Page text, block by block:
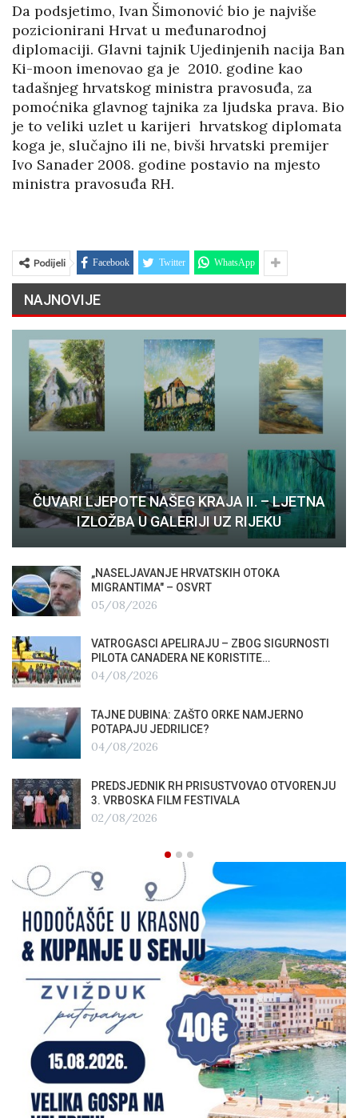
Da podsjetimo, Ivan Šimonović bio je najviše
pozicionirani Hrvat u međunarodnoj
diplomaciji. Glavni tajnik Ujedinjenih nacija Ban
Ki-moon imenovao ga je 2010. godine kao
tadašnjeg hrvatskog ministra pravosuđa, za
pomoćnika glavnog tajnika za ljudska prava. Bio
je to veliki uzlet u karijeri hrvatskog diplomata
koga je, slučajno ili ne, bivši hrvatski premijer
Ivo Sanader 2008. godine postavio na mjesto
ministra pravosuđa RH.
Podijeli Facebook Twitter WhatsApp
NAJNOVIJE
ČUVARI LJEPOTE NAŠEG KRAJA II. – LJETNA
IZLOŽBA U GALERIJI UZ RIJEKU
„NASELJAVANJE HRVATSKIH OTOKA
MIGRANTIMA″ – OSVRT
05/08/2026
VATROGASCI APELIRAJU – ZBOG SIGURNOSTI
PILOTA CANADERA NE KORISTITE…
04/08/2026
TAJNE DUBINA: ZAŠTO ORKE NAMJERNO
POTAPAJU JEDRILICE?
04/08/2026
PREDSJEDNIK RH PRISUSTVOVAO OTVORENJU
3. VRBOSKA FILM FESTIVALA
02/08/2026